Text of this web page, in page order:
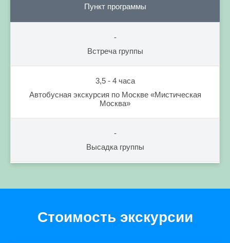
Пункт программы
-
Встреча группы
3,5 - 4 часа
Автобусная экскурсия по Москве «Мистическая
Москва»
-
Высадка группы
Стоимость экскурсии